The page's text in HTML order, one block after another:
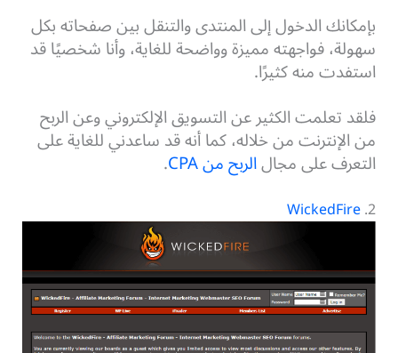
بإمكانك الدخول إلى المنتدى والتنقل بين صفحاته بكل
سهولة، فواجهته مميزة وواضحة للغاية، وأنا شخصيًا قد
استفدت منه كثيرًا.
فلقد تعلمت الكثير عن التسويق الإلكتروني وعن الربح
من الإنترنت من خلاله، كما أنه قد ساعدني للغاية على
التعرف على مجالالربح من CPA .
2.
WickedFire